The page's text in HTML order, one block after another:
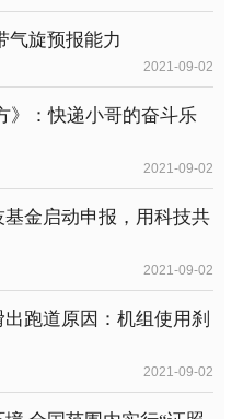
气旋预报能力
2021-09-02
》：快递小哥的奋斗乐
2021-09-02
金启动申报，用科技共
2021-09-02
跑道原因：机组使用刹
2021-09-02